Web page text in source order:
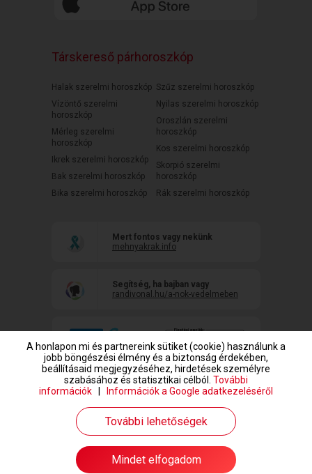
Társkereső párhoroszkóp
Halak szerelmi horoszkóp
Vízöntő szerelmi
horoszkóp
Mérleg szerelmi
horoszkóp
Ikrek szerelmi horoszkóp
Bak szerelmi horoszkóp
Bika szerelmi horoszkóp
Szűz szerelmi horoszkóp
Nyilas szerelmi horoszkóp
Oroszlán szerelmi
horoszkóp
Kos szerelmi horoszkóp
Skorpió szerelmi
horoszkóp
Rák szerelmi horoszkóp
Mert fontos vagy nekünk
mehnyakrak.info
Segítség, ha bajban vagy
randivonal.hu/a-nok-vedelmeben
www.randivonal.hu © Copyright 1999-2026 Dating Central Europe Zrt.
A honlapon mi és partnereink sütiket (cookie) használunk a
jobb böngészési élmény és a biztonság érdekében,
beállításaid megjegyzéséhez, hirdetések személyre
szabásához és statisztikai célból. További
információk
Információk a Google adatkezeléséről
További lehetőségek
Mindet elfogadom